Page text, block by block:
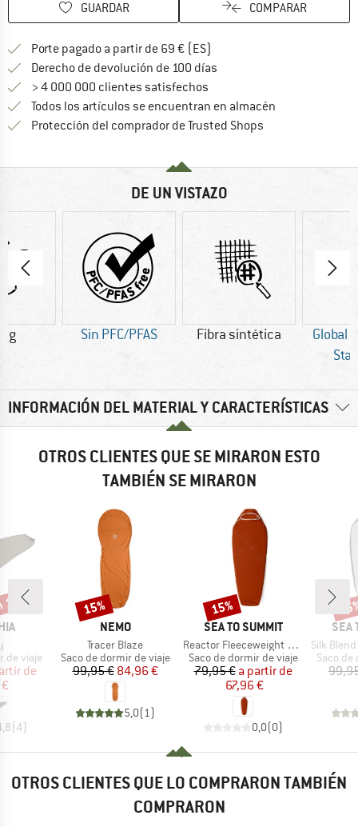
GUARDAR COMPARAR
Porte pagado a partir de 69 € (ES)
Derecho de devolución de 100 días
> 4 000 000 clientes satisfechos
Todos los artículos se encuentran en almacén
Protección del comprador de Trusted Shops
DE UN VISTAZO
g Sin PFC/PFAS Fibra sintética
Global
INFORMACIÓN DEL MATERIAL Y CARACTERÍSTICAS
OTROS CLIENTES QUE SE MIRARON ESTO
TAMBIÉN SE MIRARON
de viaje
reducido
de
(4)
MARCA
NEMO
Artículo
Tracer Blaze
Product group
Saco de dormir de viaje
Precio
99,95 €Precio reducido
84,96 €
5,0( 1)
Descuento
15%
MARCA
SEA TO SUMMIT
Artículo
Reactor Fleeceweight Liner
Product group
Saco de dormir de viaje
Precio
79,95 € Precio reducido
a partir de
67,96 €
0,0(0)
Descuento
15%
SEA
Artículo
Silk Blend
Product
Saco
OTROS CLIENTES QUE LO COMPRARON TAMBIÉN
COMPRARON